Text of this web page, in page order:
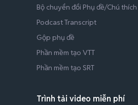
Bộ chuyển đổi Phụ đề/Chú thích
Podcast Transcript
Gộp phụ đề
Phần mềm tạo VTT
Phần mềm tạo SRT
Trình tải video miễn phí